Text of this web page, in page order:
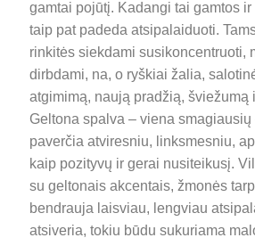
gamtai pojūtį. Kadangi tai gamtos
taip pat padeda atsipalaiduoti.
rinkitės siekdami susikoncentruoti,
dirbdami, na, o ryškiai žalia,
atgimimą, naują pradžią, šviežumą
Geltona spalva – viena smagiausių
paverčia atviresniu, linksmesniu,
kaip pozityvų ir gerai nusiteikusį.
su geltonais akcentais, žmonės
bendrauja laisviau, lengviau
atsiveria, tokiu būdu sukuriama